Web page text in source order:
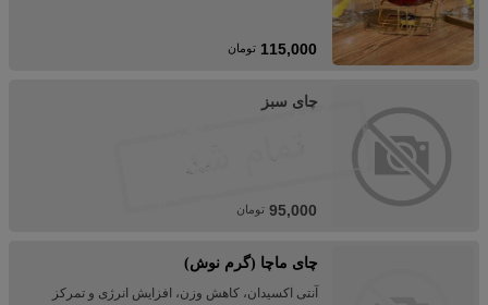
115,000 تومان
چای سبز
95,000 تومان
چای ماچا (گرم نوش)
آنتی اکسیدان، کاهش وزن، افزایش انرژی و تمرکز